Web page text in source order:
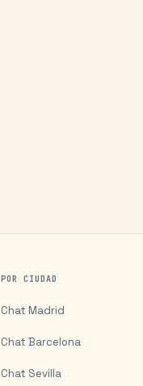
POR CIUDAD
Chat Madrid
Chat Barcelona
Chat Sevilla